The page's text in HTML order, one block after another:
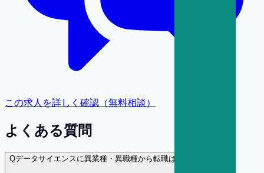
この求人を詳しく確認（無料相談）
よくある質問
Qデータサイエンスに異業種・異職種から転職は可能ですか？